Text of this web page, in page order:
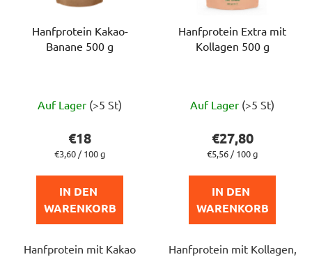
Hanfprotein Kakao-
Banane 500 g
durchschnittliche
Produktbewertung
ist
von
5
Sternen.
Auf Lager (>5 St)
€18
Verkaufspreis:
€3,60 / 100 g
IN DEN
WARENKORB
Hanfprotein mit Kakao
Hanfprotein Extra mit
Kollagen 500 g
ist
von
5
Sternen.
Auf Lager (>5 St)
€27,80
Verkaufspreis:
€5,56 / 100 g
IN DEN
WARENKORB
Hanfprotein mit Kollagen,